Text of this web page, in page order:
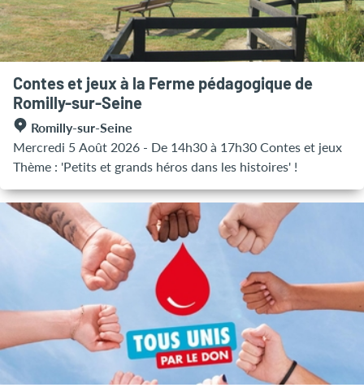
Contes et jeux à la Ferme pédagogique de
Romilly-sur-Seine
Romilly-sur-Seine
Mercredi 5 Août 2026 - De 14h30 à 17h30 Contes et jeux
Thème : 'Petits et grands héros dans les histoires' !